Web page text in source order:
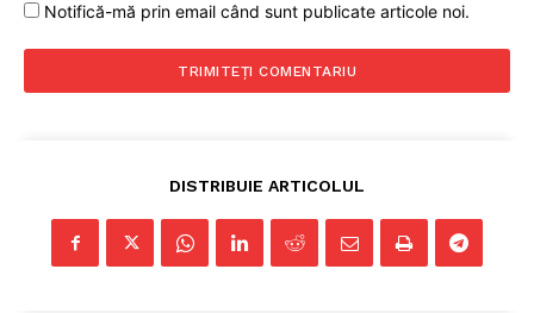
Despre noi / Echipa
Rețea
Notifică-mă prin email când sunt publicate articole noi.
DISTRIBUIE ARTICOLUL